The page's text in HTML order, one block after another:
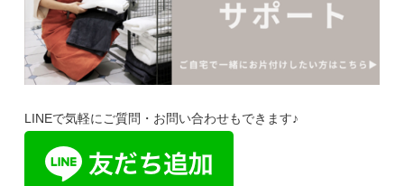
LINEで気軽にご質問・お問い合わせもできます♪